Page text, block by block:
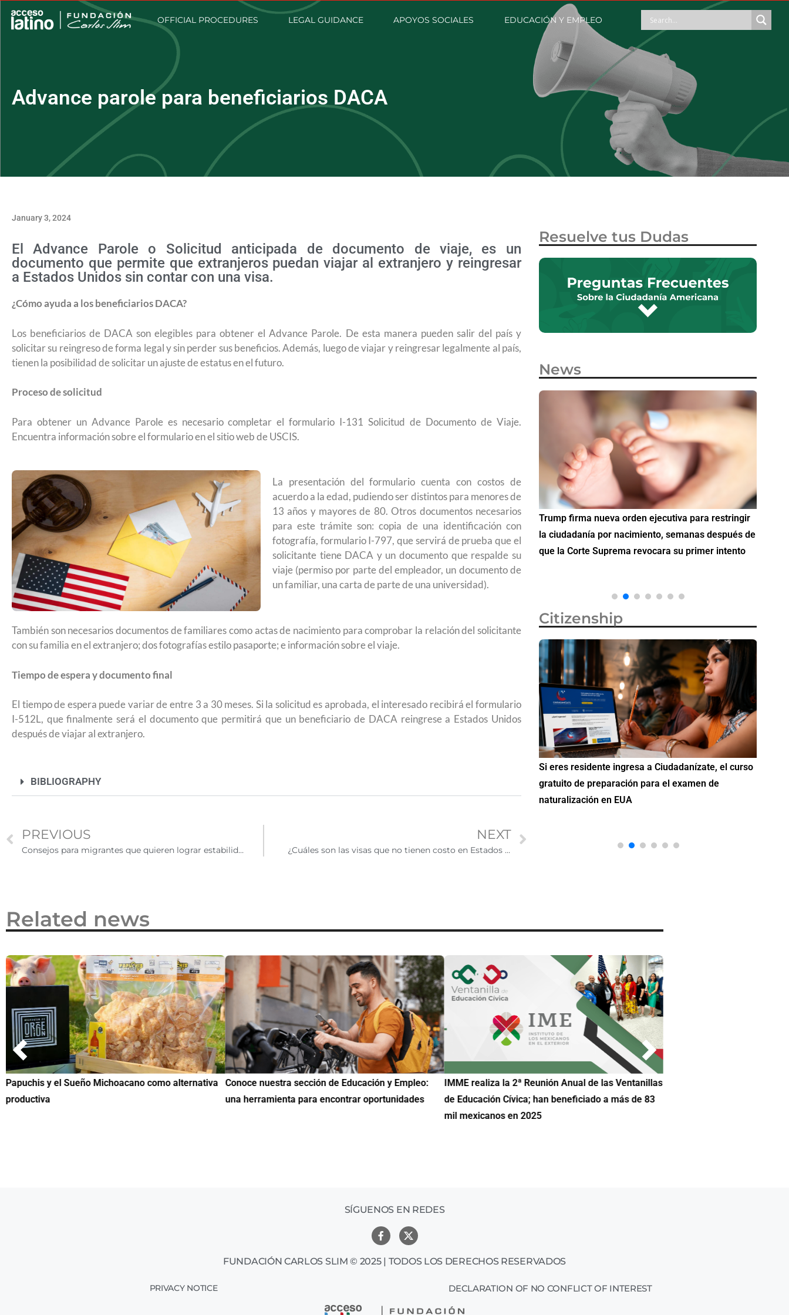
OFFICIAL PROCEDURES LEGAL GUIDANCE APOYOS SOCIALES EDUCACIÓN Y EMPLEO
Advance parole para beneficiarios DACA
January 3, 2024
El Advance Parole o Solicitud anticipada de documento de viaje, es un
documento que permite que extranjeros puedan viajar al extranjero y reingresar
a Estados Unidos sin contar con una visa.
¿Cómo ayuda a los beneficiarios DACA?
Los beneficiarios de DACA son elegibles para obtener el Advance Parole. De esta manera pueden salir del país y
solicitar su reingreso de forma legal y sin perder sus beneficios. Además, luego de viajar y reingresar legalmente al país,
tienen la posibilidad de solicitar un ajuste de estatus en el futuro.
Proceso de solicitud
Para obtener un Advance Parole es necesario completar el formulario I-131 Solicitud de Documento de Viaje.
Encuentra información sobre el formulario en el sitio web de USCIS.
La presentación del formulario cuenta con costos de
acuerdo a la edad, pudiendo ser distintos para menores de
13 años y mayores de 80. Otros documentos necesarios
para este trámite son: copia de una identificación con
fotografía, formulario I-797, que servirá de prueba que el
solicitante tiene DACA y un documento que respalde su
viaje (permiso por parte del empleador, un documento de
un familiar, una carta de parte de una universidad).
También son necesarios documentos de familiares como actas de nacimiento para comprobar la relación del solicitante
con su familia en el extranjero; dos fotografías estilo pasaporte; e información sobre el viaje.
Tiempo de espera y documento final
El tiempo de espera puede variar de entre 3 a 30 meses. Si la solicitud es aprobada, el interesado recibirá el formulario
I-512L, que finalmente será el documento que permitirá que un beneficiario de DACA reingrese a Estados Unidos
después de viajar al extranjero.
BIBLIOGRAPHY
PREVIOUS
Consejos para migrantes que quieren lograr estabilidad y seguridad en Estados Unidos
NEXT
¿Cuáles son las visas que no tienen costo en Estados Unidos?
Resuelve tus Dudas
News
¿Cómo inscribirse a Jóvenes Construyendo el
Futuro para capacitarse al regresar a México?
Conoce los cursos de construcción en Capacítate
para el Empleo
Trump firma nueva orden ejecutiva para restringir
la ciudadanía por nacimiento, semanas después de
que la Corte Suprema revocara su primer intento
Citizenship
Si eres residente ingresa a Ciudadanízate, el curso
gratuito de preparación para el examen de
naturalización en EUA
Related news
Papuchis y el Sueño Michoacano como alternativa
productiva
Conoce nuestra sección de Educación y Empleo:
una herramienta para encontrar oportunidades
IMME realiza la 2ª Reunión Anual de las Ventanillas
de Educación Cívica; han beneficiado a más de 83
mil mexicanos en 2025
SÍGUENOS EN REDES
FUNDACIÓN CARLOS SLIM © 2025 | TODOS LOS DERECHOS RESERVADOS
PRIVACY NOTICE DECLARATION OF NO CONFLICT OF INTEREST